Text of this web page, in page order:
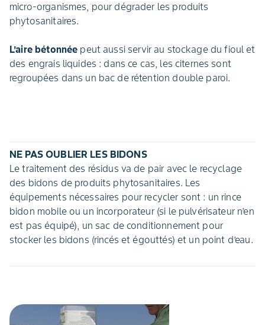
micro-organismes, pour dégrader les produits
phytosanitaires.
L’aire bétonnée peut aussi servir au stockage du fioul et
des engrais liquides : dans ce cas, les citernes sont
regroupées dans un bac de rétention double paroi.
NE PAS OUBLIER LES BIDONS
Le traitement des résidus va de pair avec le recyclage
des bidons de produits phytosanitaires. Les
équipements nécessaires pour recycler sont : un rince
bidon mobile ou un incorporateur (si le pulvérisateur n’en
est pas équipé), un sac de conditionnement pour
stocker les bidons (rincés et égouttés) et un point d’eau.